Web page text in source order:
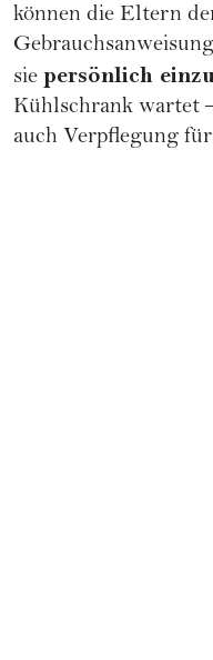
können die Eltern
sie persönlich
Kühlschrank wartet
auch Verpflegung